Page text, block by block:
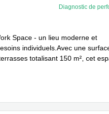
Diagnostic de
Space - un lieu moderne et
individuels.Avec une
totalisant 150 m², cet